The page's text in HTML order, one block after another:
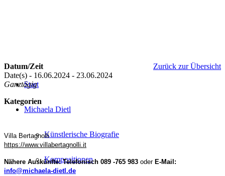
Start
Michaela Dietl
Künstlerische Biografie
Kompositionen
Zurück zur Übersicht
Datum/Zeit
Date(s) - 16.06.2024 - 23.06.2024
Ganztägig
Kategorien
Villa Bertagnolli
https://www.villabertagnolli.it
Nähere Auskünfte: Telefonisch 089 -765 983 oder E-Mail:
info@michaela-dietl.de